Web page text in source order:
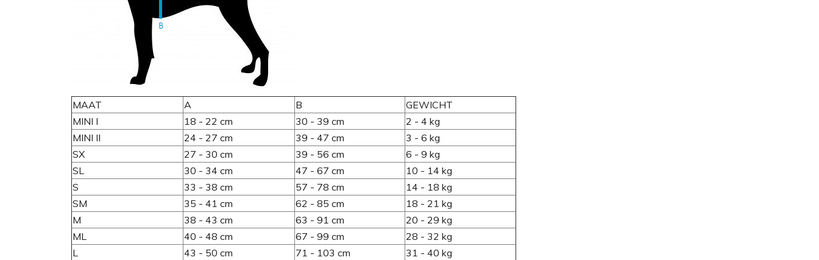
MAAT A B
GEWICHT
MINI I
18 - 22 cm 30 - 39 cm
2 - 4 kg
MINI II
24 - 27 cm 39 - 47 cm
3 - 6 kg
SX
27 - 30 cm 39 - 56 cm
6 - 9 kg
SL
30 - 34 cm 47 - 67 cm
10 - 14 kg
S
33 - 38 cm 57 - 78 cm
14 - 18 kg
SM
35 - 41 cm 62 - 85 cm
18 - 21 kg
M
38 - 43 cm 63 - 91 cm
20 - 29 kg
ML
40 - 48 cm 67 - 99 cm
28 - 32 kg
L
43 - 50 cm 71 - 103 cm
31 - 40 kg